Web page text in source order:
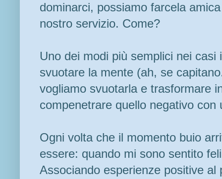
dominarci, possiamo farcela
nostro servizio. Come?
Uno dei modi più semplici nei
svuotare la mente (ah, se
vogliamo svuotarla e trasformare
compenetrare quello negativo con
Ogni volta che il momento buio
essere: quando mi sono sentito
Associando esperienze positive